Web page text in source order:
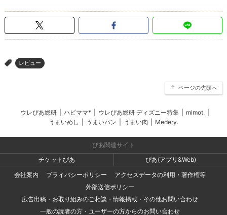
> レビュー
ページの先頭へ
ウレぴあ総研 ハピママ* ウレぴあ総研 ディズニー特集 mimot.
うまいめし
うまいパン うまい肉 Medery.
ぴあ関連サイト
チケットぴあ
ぴあ(アプリ&Web)
会社案内
プライバシーポリシー
アクセスデータの利用・著作権等
外部送信ポリシー
広告出稿・お取り組みのご相談・情報掲載・その他お問い合わせ
一般の読者の方・ユーザーの方からのお問い合わせ